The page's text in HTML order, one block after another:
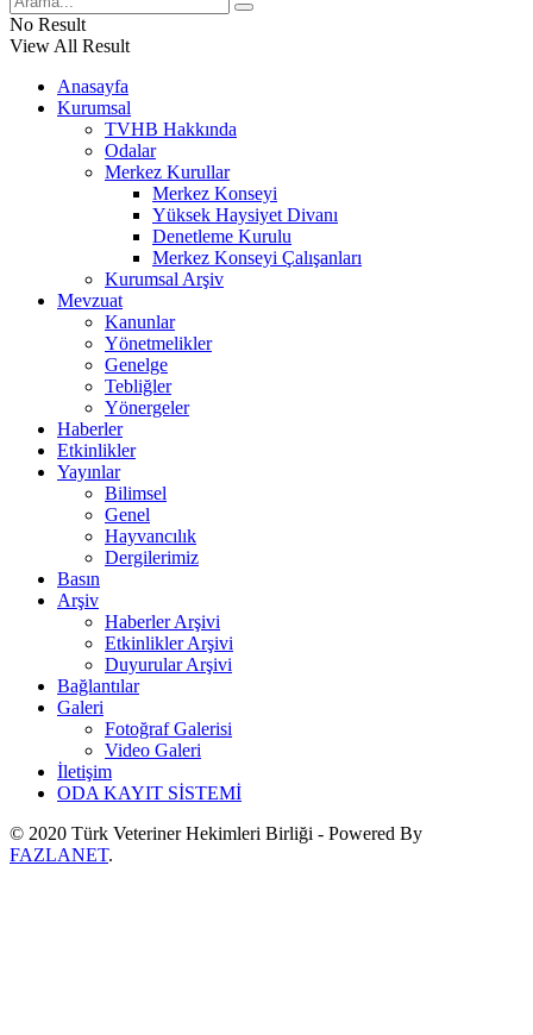
No Result
View All Result
Anasayfa
Kurumsal
TVHB Hakkında
Odalar
Merkez Kurullar
Merkez Konseyi
Yüksek Haysiyet Divanı
Denetleme Kurulu
Merkez Konseyi Çalışanları
Kurumsal Arşiv
Mevzuat
Kanunlar
Yönetmelikler
Genelge
Tebliğler
Yönergeler
Haberler
Etkinlikler
Yayınlar
Bilimsel
Genel
Hayvancılık
Dergilerimiz
Basın
Arşiv
Haberler Arşivi
Etkinlikler Arşivi
Duyurular Arşivi
Bağlantılar
Galeri
Fotoğraf Galerisi
Video Galeri
İletişim
ODA KAYIT SİSTEMİ
© 2020 Türk Veteriner Hekimleri Birliği - Powered By
FAZLANET.